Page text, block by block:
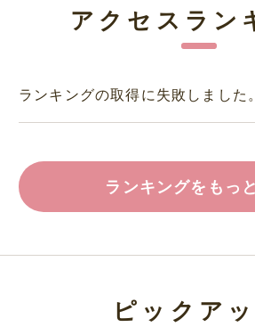
アクセスラン
ランキングの取得に失敗しました。
ランキングをもっ
ピックア